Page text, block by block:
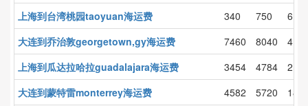
上海到台湾桃园taoyuan海运费
340 750
6
大连到乔治敦georgetown,gy海运费
7460 8040
41
上海到瓜达拉哈拉guadalajara海运费
3454 4784
21
大连到蒙特雷monterrey海运费
4582 5720 18